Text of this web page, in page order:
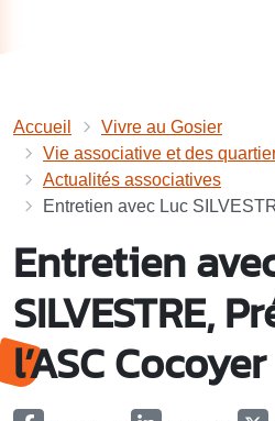
Accueil
Vivre au Gosier
Vie associative et des
Actualités associatives
Entretien avec Luc
Entretien
SILVESTRE,
l’ASC Cocoyer